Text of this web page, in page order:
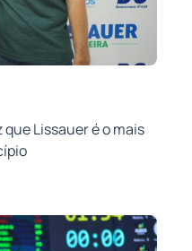
Lissauer é o mais